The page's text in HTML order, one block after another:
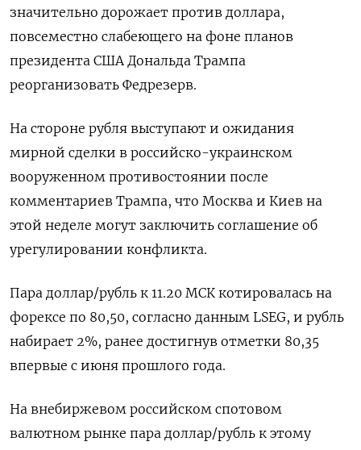
значительно дорожает против доллара,
повсеместно слабеющего на фоне планов
президента США Дональда Трампа
реорганизовать Федрезерв.
На стороне рубля выступают и ожидания
мирной сделки в российско-украинском
вооруженном противостоянии после
комментариев Трампа, что Москва и Киев на
этой неделе могут заключить соглашение об
урегулировании конфликта.
Пара доллар/рубль к 11.20 МСК котировалась на
форексе по 80,50, согласно данным LSEG, и рубль
набирает 2%, ранее достигнув отметки 80,35
впервые с июня прошлого года.
На внебиржевом российском спотовом
валютном рынке пара доллар/рубль к этому